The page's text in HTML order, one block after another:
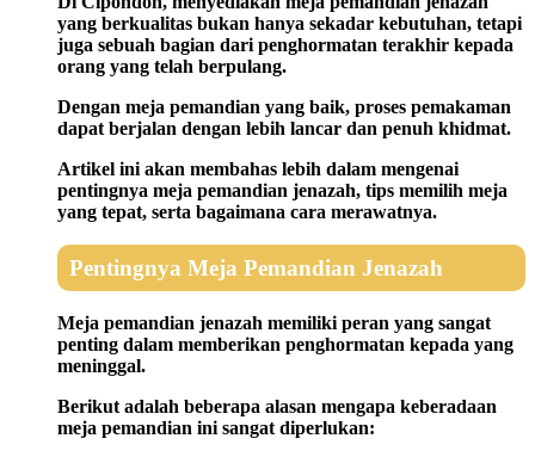
yang berkualitas bukan hanya sekadar kebutuhan, tetapi
juga sebuah bagian dari penghormatan terakhir kepada
orang yang telah berpulang.
Dengan meja pemandian yang baik, proses pemakaman
dapat berjalan dengan lebih lancar dan penuh khidmat.
Artikel ini akan membahas lebih dalam mengenai
pentingnya meja pemandian jenazah, tips memilih meja
yang tepat, serta bagaimana cara merawatnya.
Pentingnya Meja Pemandian Jenazah
Meja pemandian jenazah memiliki peran yang sangat
penting dalam memberikan penghormatan kepada yang
meninggal.
Berikut adalah beberapa alasan mengapa keberadaan
meja pemandian ini sangat diperlukan: